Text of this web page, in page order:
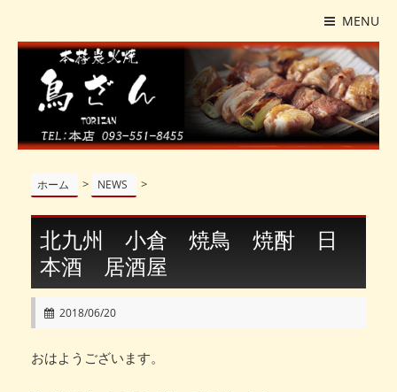
MENU
ホーム > NEWS >
北九州 小倉 焼鳥 焼酎 日
本酒 居酒屋
2018/06/20
おはようございます。